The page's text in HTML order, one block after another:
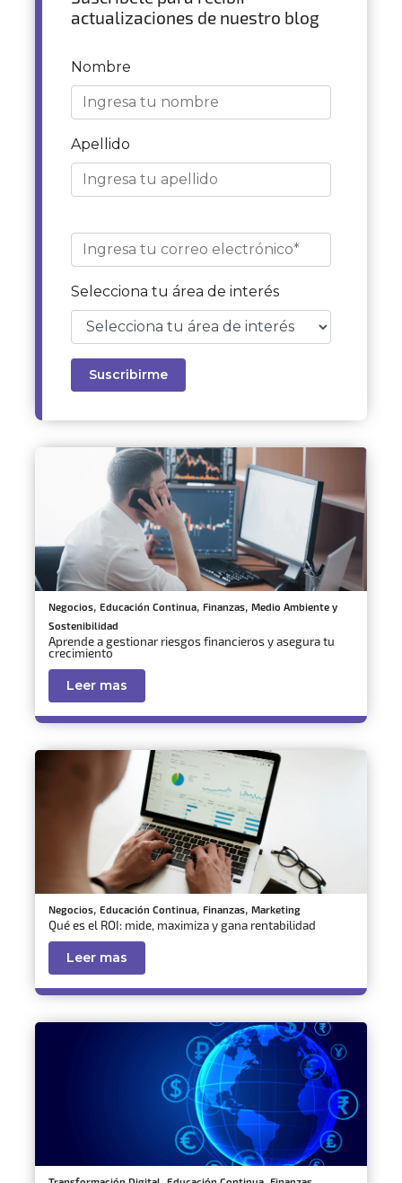
actualizaciones de nuestro blog
Nombre
Apellido
Selecciona tu área de interés
Negocios, Educación Continua, Finanzas, Medio Ambiente y
Sostenibilidad
Aprende a gestionar riesgos financieros y asegura tu
crecimiento
Leer mas
Negocios, Educación Continua, Finanzas, Marketing
Qué es el ROI: mide, maximiza y gana rentabilidad
Leer mas